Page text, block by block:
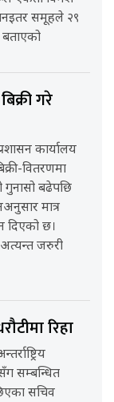
समूहले २९
बताएको
गरे
कार्यालय
वितरणमा
बढेपछि
मात्र
दिएको छ।
जरुरी
रिहा
सम्बन्धित
सचिव